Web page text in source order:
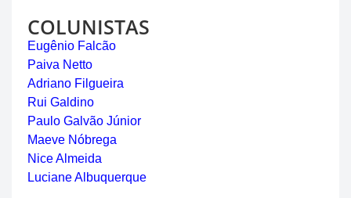
COLUNISTAS
Eugênio Falcão
Paiva Netto
Adriano Filgueira
Rui Galdino
Paulo Galvão Júnior
Maeve Nóbrega
Nice Almeida
Luciane Albuquerque